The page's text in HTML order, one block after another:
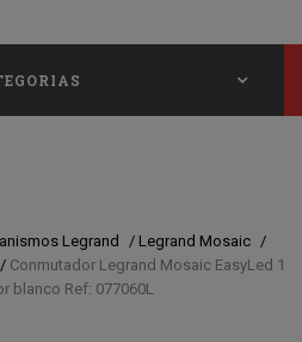
Legrand / Legrand Mosaic /
/ Conmutador Legrand Mosaic EasyLed 1
blanco Ref: 077060L